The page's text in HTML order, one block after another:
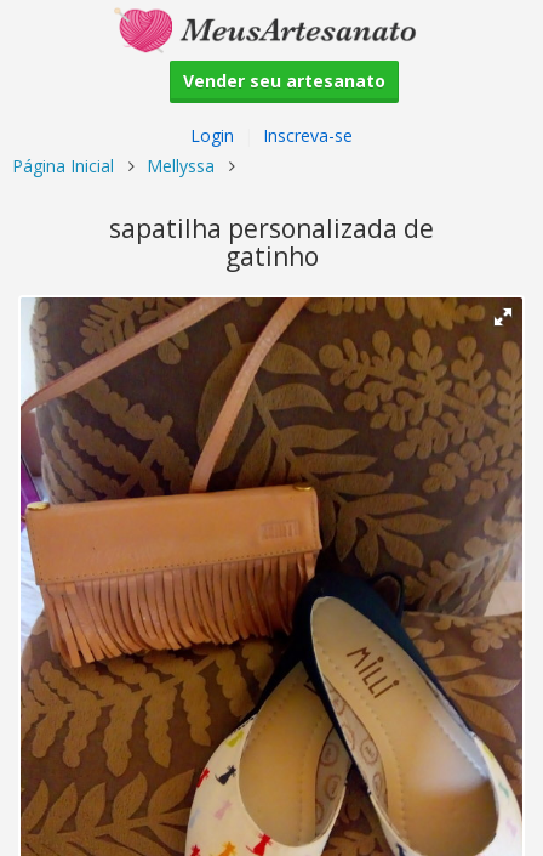
Vender seu artesanato
Login
Inscreva-se
Página Inicial
Mellyssa
sapatilha personalizada de
gatinho